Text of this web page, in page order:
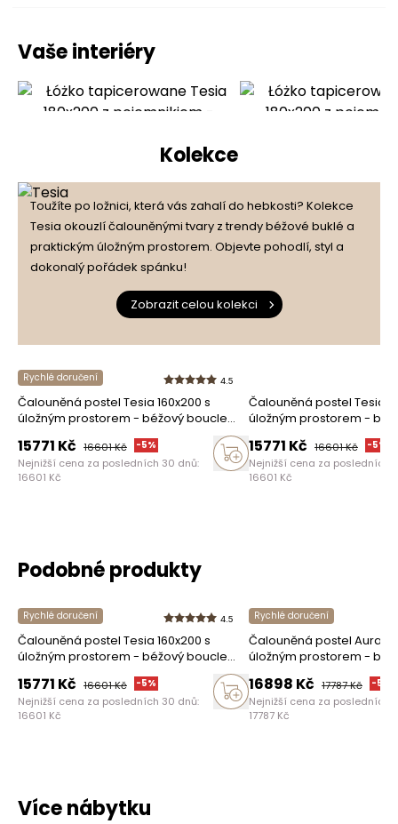
Vaše interiéry
Kolekce
Toužíte po ložnici, která vás zahalí do hebkosti? Kolekce
Tesia okouzlí čalouněnými tvary z trendy béžové buklé a
praktickým úložným prostorem. Objevte pohodlí, styl a
dokonalý pořádek spánku!
Zobrazit celou kolekci
Rychlé doručení 4.5
Čalouněná postel Tesia 160x200 s
úložným prostorem - béžový boucle
15771 Kč 16601Kč -5%
Nejnižší cena za posledních 30 dnů:
16601 Kč
Čalouněná postel Tesia
úložným prostorem -
15771 Kč 16601Kč -5%
Nejnižší cena za posledních
16601 Kč
Podobné produkty
Rychlé doručení 4.5
Čalouněná postel Tesia 160x200 s
úložným prostorem - béžový boucle
15771 Kč 16601Kč -5%
Nejnižší cena za posledních 30 dnů:
16601 Kč
Rychlé doručení
Čalouněná postel Aura
úložným prostorem -
16898 Kč 17787Kč -5
Nejnižší cena za posledních
17787 Kč
Více nábytku